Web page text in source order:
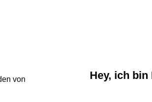
von
Hey, ich bin